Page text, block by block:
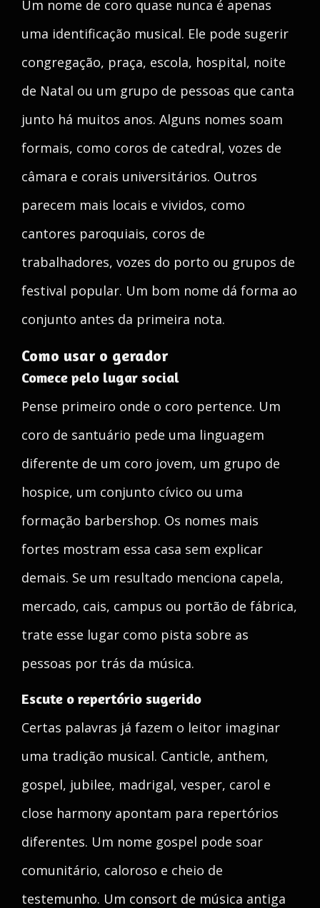
Um nome de coro quase nunca é apenas
uma identificação musical. Ele pode sugerir
congregação, praça, escola, hospital, noite
de Natal ou um grupo de pessoas que canta
junto há muitos anos. Alguns nomes soam
formais, como coros de catedral, vozes de
câmara e corais universitários. Outros
parecem mais locais e vividos, como
cantores paroquiais, coros de
trabalhadores, vozes do porto ou grupos de
festival popular. Um bom nome dá forma ao
conjunto antes da primeira nota.
Como usar o gerador
Comece pelo lugar social
Pense primeiro onde o coro pertence. Um
coro de santuário pede uma linguagem
diferente de um coro jovem, um grupo de
hospice, um conjunto cívico ou uma
formação barbershop. Os nomes mais
fortes mostram essa casa sem explicar
demais. Se um resultado menciona capela,
mercado, cais, campus ou portão de fábrica,
trate esse lugar como pista sobre as
pessoas por trás da música.
Escute o repertório sugerido
Certas palavras já fazem o leitor imaginar
uma tradição musical. Canticle, anthem,
gospel, jubilee, madrigal, vesper, carol e
close harmony apontam para repertórios
diferentes. Um nome gospel pode soar
comunitário, caloroso e cheio de
testemunho. Um consort de música antiga